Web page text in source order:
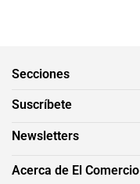
Secciones
Suscríbete
Newsletters
Acerca de El Comercio